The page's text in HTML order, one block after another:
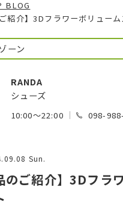
BLOG
紹介】3Dフラワーボリューム
ーン
RANDA
シューズ
10:00～22:00 098-
Sun.
のご紹介】3Dフラ